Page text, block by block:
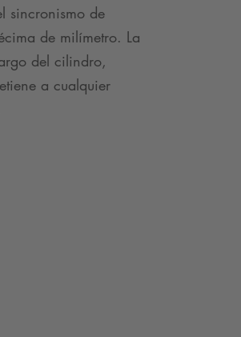
sincronismo de
de milímetro. La
del cilindro,
a cualquier